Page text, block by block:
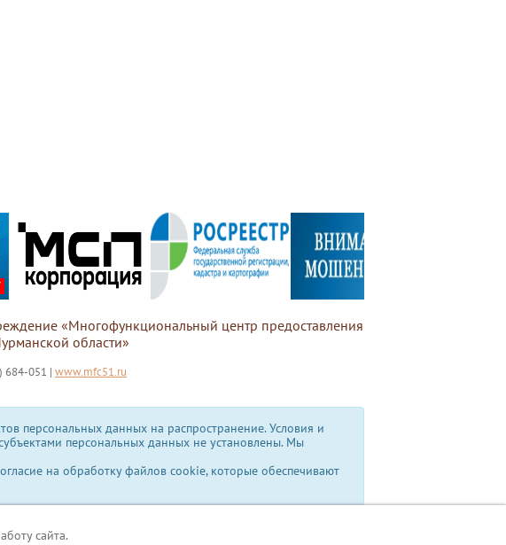
«Многофункциональный центр предоставления
области»
684-051 | www.mfc51.ru
персональных данных на распространение. Условия и
персональных данных не установлены. Мы
на обработку файлов cookie, которые обеспечивают
сайта.